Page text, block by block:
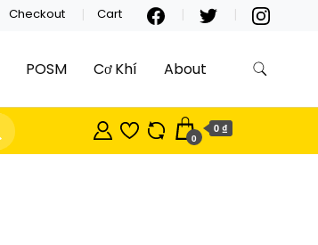
Checkout Cart
POSM Cơ Khí About
0
0 ₫